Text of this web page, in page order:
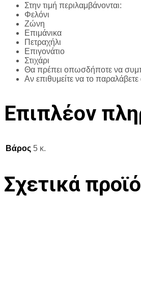
Στην τιμή περιλαμβάνονται:
Φελόνι
Ζώνη
Επιμάνικα
Πετραχήλι
Επιγονάτιο
Στιχάρι
Θα πρέπει οπωσδήποτε να
Αν επιθυμείτε να το
Επιπλέον
Βάρος 5 κ.
Σχετικά